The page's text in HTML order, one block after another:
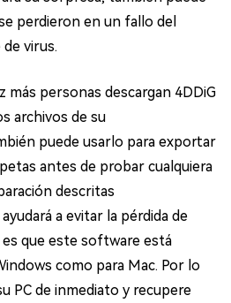
perdieron en un fallo del
virus.
más personas descargan 4DDiG
archivos de su
puede usarlo para exportar
antes de probar cualquiera
descritas
a evitar la pérdida de
que este software está
como para Mac. Por lo
PC de inmediato y recupere